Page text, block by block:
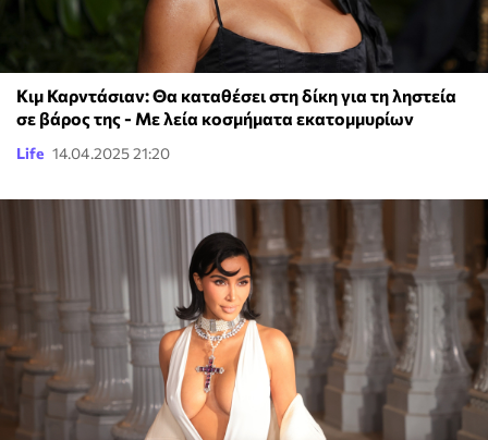
Κιμ Καρντάσιαν: Θα καταθέσει στη δίκη για τη ληστεία
σε βάρος της - Με λεία κοσμήματα εκατομμυρίων
Life 14.04.2025 21:20